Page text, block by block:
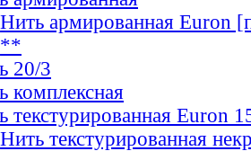
Нить армированная Euron
**
20/3
комплексная
текстурированная Euron
Нить текстурированная